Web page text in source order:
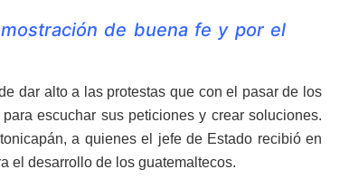
de buena fe y por el
dar alto a las protestas que con el pasar de los
escuchar sus peticiones y crear soluciones.
a quienes el jefe de Estado recibió en
el desarrollo de los guatemaltecos.